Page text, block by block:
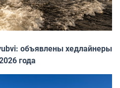
объявлены хедлайнеры
года